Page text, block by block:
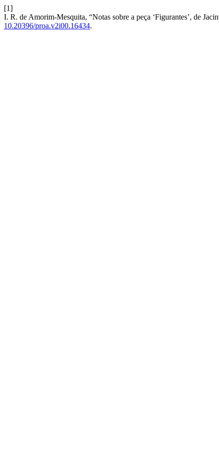
[1]
I. R. de Amorim-Mesquita, “Notas sobre a peça ‘Figurantes’, de
10.20396/proa.v2i00.16434.